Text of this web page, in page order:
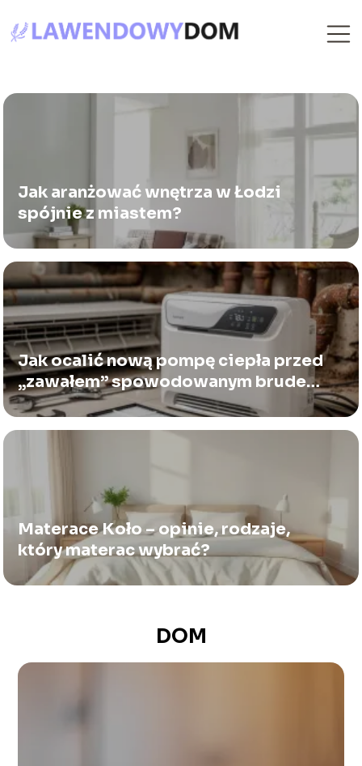
Jak aranżować wnętrza w Łodzi
spójnie z miastem?
Jak ocalić nową pompę ciepła przed
„zawałem” spowodowanym brudem
ze starych rur?
Materace Koło – opinie, rodzaje,
który materac wybrać?
DOM